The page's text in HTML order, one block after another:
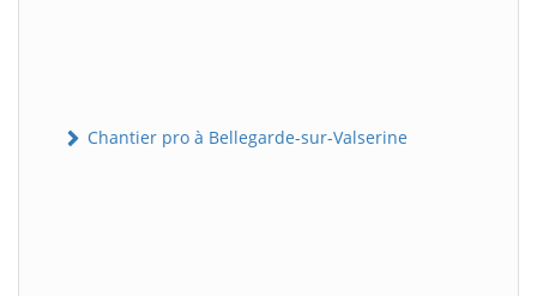
Chantier pro à Bellegarde-sur-Valserine